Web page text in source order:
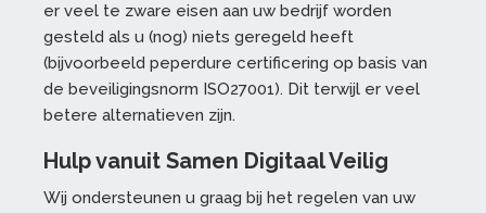
er veel te zware eisen aan uw bedrijf worden
gesteld als u (nog) niets geregeld heeft
(bijvoorbeeld peperdure certificering op basis van
de beveiligingsnorm ISO27001). Dit terwijl er veel
betere alternatieven zijn.
Hulp vanuit Samen Digitaal Veilig
Wij ondersteunen u graag bij het regelen van uw